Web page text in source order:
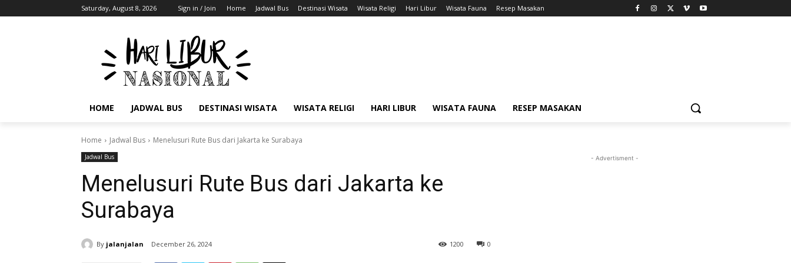
Saturday, August 8, 2026 Sign in / Join Home Jadwal Bus Destinasi Wisata Wisata Religi Hari Libur Wisata Fauna Resep Masakan
HOME JADWAL BUS DESTINASI WISATA WISATA RELIGI HARI LIBUR WISATA FAUNA RESEP MASAKAN
Home Jadwal Bus Menelusuri Rute Bus dari Jakarta ke Surabaya
Jadwal Bus
Menelusuri Rute Bus dari Jakarta ke
Surabaya
By jalanjalan December 26, 2024 0
1200
- Advertisment -